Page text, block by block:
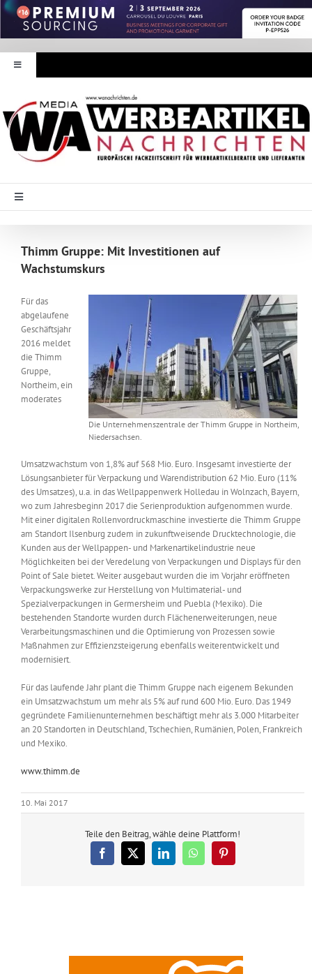
Zum
Inhalt
springen
Toggle
Navigation
Werbeartikel Nachrichten
E-Paper
WA Media
Kontakt
Toggle
Messen & Events
Unternehmen
Wissen
Product Guide
Jobshop
Suche
nach:
Thimm Gruppe: Mit Investitionen auf
Wachstumskurs
Die Unternehmenszentrale der Thimm Gruppe in Northeim,
Niedersachsen.
Für das
abgelaufene
Geschäftsjahr
2016 meldet
die Thimm
Gruppe,
Northeim, ein
moderates
Umsatzwachstum von 1,8% auf 568 Mio. Euro. Insgesamt investierte der
Lösungsanbieter für Verpackung und Warendistribution 62 Mio. Euro (11%
des Umsatzes), u.a. in das Wellpappenwerk Holledau in Wolnzach, Bayern,
wo zum Jahresbeginn 2017 die Serienproduktion aufgenommen wurde.
Mit einer digitalen Rollenvordruckmaschine investierte die Thimm Gruppe
am Standort Ilsenburg zudem in zukunftweisende Drucktechnologie, die
Kunden aus der Wellpappen- und Markenartikelindustrie neue
Möglichkeiten bei der Veredelung von Verpackungen und Displays für den
Point of Sale bietet. Weiter ausgebaut wurden die im Vorjahr eröffneten
Verpackungswerke zur Herstellung von Multimaterial- und
Spezialverpackungen in Germersheim und Puebla (Mexiko). Die
bestehenden Standorte wurden durch Flächenerweiterungen, neue
Verarbeitungsmaschinen und die Optimierung von Prozessen sowie
Maßnahmen zur Effizienzsteigerung ebenfalls weiterentwickelt und
modernisiert.
Für das laufende Jahr plant die Thimm Gruppe nach eigenem Bekunden
ein Umsatzwachstum um mehr als 5% auf rund 600 Mio. Euro. Das 1949
gegründete Familienunternehmen beschäftigt mehr als 3.000 Mitarbeiter
an 20 Standorten in Deutschland, Tschechien, Rumänien, Polen, Frankreich
und Mexiko.
www.thimm.de
10. Mai 2017
Teile den Beitrag, wähle deine Plattform!
Facebook
X LinkedInWhatsAppPinterest